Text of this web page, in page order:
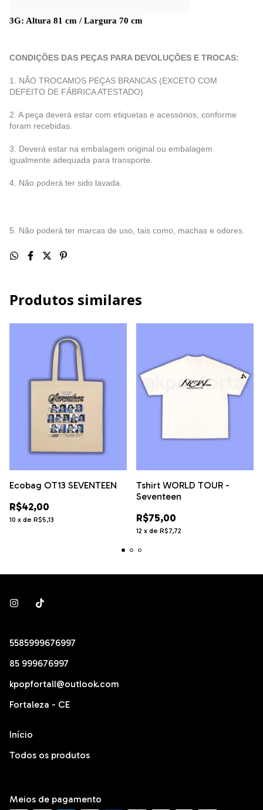
3G: Altura 81 cm / Largura 70 cm
CONDIÇÕES DAS PEÇAS PARA DEVOLUÇÕES E TROCAS:
1. NÃO TROCAMOS PEÇAS BRANCAS (EXCETO COM
DEFEITO DE FÁBRICA ATESTADO)
2. A peça deverá estar com etiquetas e acessórios, conforme
foram recebidas.
3. Deverá estar na embalagem original ou embalagem
igualmente adequada para transporte.
4. Não poderá ter sido lavada.
5. Não poderá ter marcas de uso, tais como, machas e odores.
Produtos similares
Ecobag OT13 SEVENTEEN
R$42,00
10 x de R$5,13
Tshirt WORLD TOUR -
Seventeen
R$75,00
12 x de R$7,72
5585999676997
85 999676997
kpopfortall@outlook.com
Fortaleza - CE
Início
Todos os produtos
Meios de pagamento